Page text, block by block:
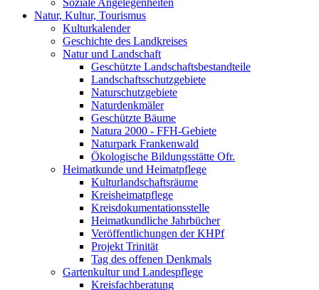
Soziale Angelegenheiten
Natur, Kultur, Tourismus
Kulturkalender
Geschichte des Landkreises
Natur und Landschaft
Geschützte Landschaftsbestandteile
Landschaftsschutzgebiete
Naturschutzgebiete
Naturdenkmäler
Geschützte Bäume
Natura 2000 - FFH-Gebiete
Naturpark Frankenwald
Ökologische Bildungsstätte Ofr.
Heimatkunde und Heimatpflege
Kulturlandschaftsräume
Kreisheimatpflege
Kreisdokumentationsstelle
Heimatkundliche Jahrbücher
Veröffentlichungen der KHPf
Projekt Trinität
Tag des offenen Denkmals
Gartenkultur und Landespflege
Kreisfachberatung